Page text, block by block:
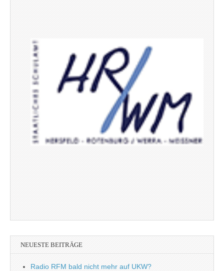
NEUESTE BEITRÄGE
Radio RFM bald nicht mehr auf UKW?